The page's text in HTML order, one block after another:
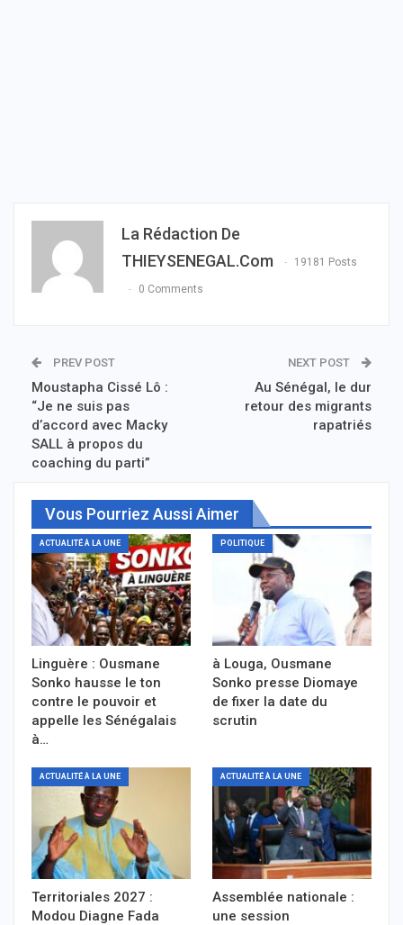
La Rédaction De
THIEYSENEGAL.com
19181 Posts
0 Comments
PREV POST
Moustapha Cissé Lô :
“Je ne suis pas
d’accord avec Macky
SALL à propos du
coaching du parti”
NEXT POST
Au Sénégal, le dur
retour des migrants
rapatriés
Vous Pourriez Aussi Aimer
ACTUALITÉ À LA UNE
Linguère : Ousmane
Sonko hausse le ton
contre le pouvoir et
appelle les Sénégalais
à…
POLITIQUE
à Louga, Ousmane
Sonko presse Diomaye
de fixer la date du
scrutin
ACTUALITÉ À LA UNE
Territoriales 2027 :
Modou Diagne Fada
ACTUALITÉ À LA UNE
Assemblée nationale :
une session